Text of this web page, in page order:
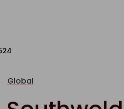
Global